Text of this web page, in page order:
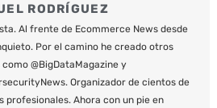
RODRÍGUEZ
Al frente de Ecommerce News desde
Por el camino he creado otros
como @BigDataMagazine y
Organizador de cientos de
profesionales. Ahora con un pie en